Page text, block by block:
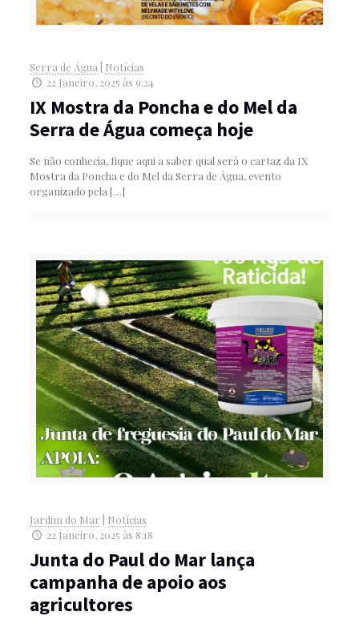
Serra de Água| Notícias
22 Janeiro, 2025 às 9:24
IX Mostra da Poncha e do Mel da
Serra de Água começa hoje
Se não conhecia, fique aqui a saber qual será o cartaz da IX
Mostra da Poncha e do Mel da Serra de Água, evento
organizado pela[…]
Jardim do Mar
Notícias
22 Janeiro, 2025 às 8:18
Junta do Paul do Mar lança
campanha de apoio aos
agricultores